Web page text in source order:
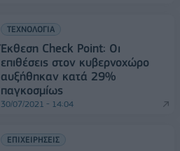
ΤΕΧΝΟΛΟΓΙΑ
Έκθεση Check Point: Οι
επιθέσεις στον κυβερνοχώρο
αυξήθηκαν κατά 29%
παγκοσμίως
30/07/2021 - 14:04
ΕΠΙΧΕΙΡΗΣΕΙΣ